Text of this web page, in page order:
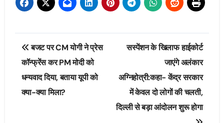
Post
navigation
बजट पर CM योगी ने प्रेस
कॉन्फ्रेंस कर PM मोदी को
धन्यवाद दिया, बताया यूपी को
क्या-क्या मिला?
सस्पेंशन के खिलाफ हाईकोर्ट
जाएंगे अलंकार
अग्निहोत्री:कहा- केंद्र सरकार
में केवल दो लोगों की चलती,
दिल्ली से बड़ा आंदोलन शुरू होगा